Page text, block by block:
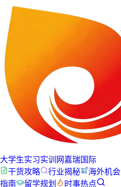
大学生实习实训网嘉瑞国际
干货攻略
行业揭秘 海外机会
指南
留学规划 时事热点